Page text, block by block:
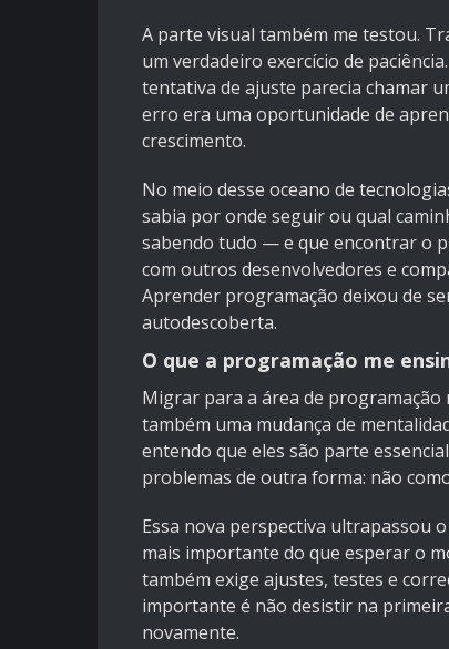
A parte visual também me testou.
um verdadeiro exercício de
tentativa de ajuste parecia chamar
erro era uma oportunidade de
crescimento.
No meio desse oceano de
sabia por onde seguir ou qual
sabendo tudo — e que encontrar o
com outros desenvolvedores e
Aprender programação deixou de
autodescoberta.
O que a programação me
Migrar para a área de
também uma mudança de
entendo que eles são parte
problemas de outra forma: não
Essa nova perspectiva ultrapassou
mais importante do que esperar o
também exige ajustes, testes e
importante é não desistir na
novamente.